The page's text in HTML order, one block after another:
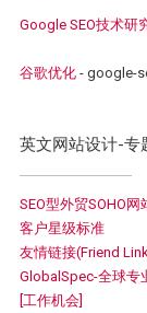
Google SEO技术研
谷歌优化- google-
英文网站设计-专
SEO型外贸SOHO网
客户星级标准
友情链接(Friend
GlobalSpec-全球专
[工作机会]